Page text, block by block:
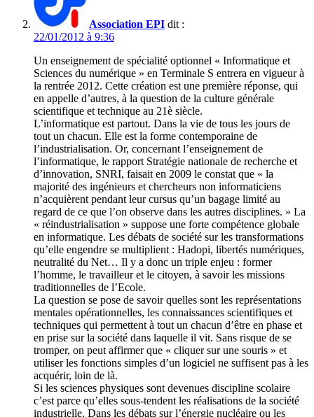
Association EPI dit :
22/01/2012 à 9:36
Un enseignement de spécialité optionnel « Informatique et
Sciences du numérique » en Terminale S entrera en vigueur à
la rentrée 2012. Cette création est une première réponse, qui
en appelle d’autres, à la question de la culture générale
scientifique et technique au 21è siècle.
L’informatique est partout. Dans la vie de tous les jours de
tout un chacun. Elle est la forme contemporaine de
l’industrialisation. Or, concernant l’enseignement de
l’informatique, le rapport Stratégie nationale de recherche et
d’innovation, SNRI, faisait en 2009 le constat que « la
majorité des ingénieurs et chercheurs non informaticiens
n’acquièrent pendant leur cursus qu’un bagage limité au
regard de ce que l’on observe dans les autres disciplines. » La
« réindustrialisation » suppose une forte compétence globale
en informatique. Les débats de société sur les transformations
qu’elle engendre se multiplient : Hadopi, libertés numériques,
neutralité du Net… Il y a donc un triple enjeu : former
l’homme, le travailleur et le citoyen, à savoir les missions
traditionnelles de l’Ecole.
La question se pose de savoir quelles sont les représentations
mentales opérationnelles, les connaissances scientifiques et
techniques qui permettent à tout un chacun d’être en phase et
en prise sur la société dans laquelle il vit. Sans risque de se
tromper, on peut affirmer que « cliquer sur une souris » et
utiliser les fonctions simples d’un logiciel ne suffisent pas à les
acquérir, loin de là.
Si les sciences physiques sont devenues discipline scolaire
c’est parce qu’elles sous-tendent les réalisations de la société
industrielle. Dans les débats sur l’énergie nucléaire ou les